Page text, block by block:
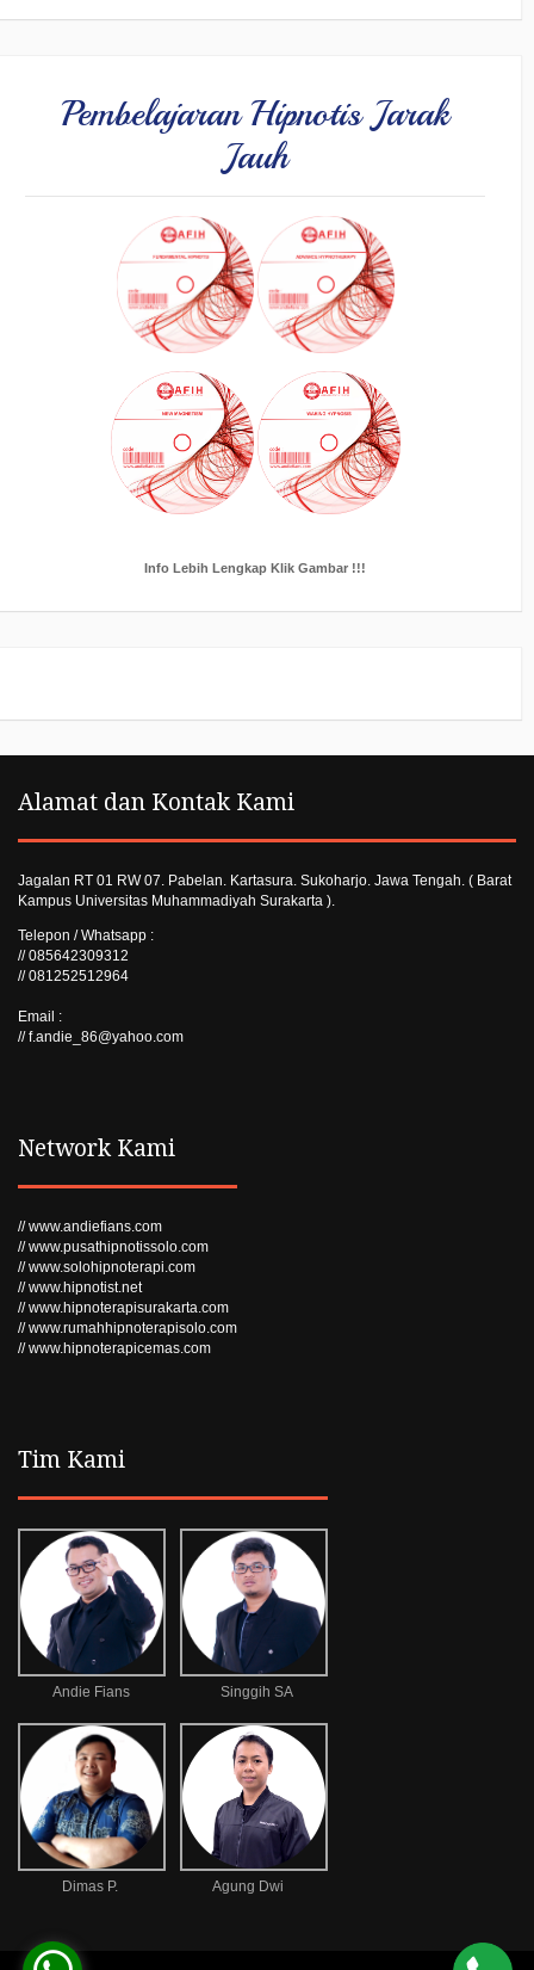
Pembelajaran Hipnotis Jarak
Jauh
Info Lebih Lengkap Klik Gambar !!!
Alamat dan Kontak Kami
Jagalan RT 01 RW 07. Pabelan. Kartasura. Sukoharjo. Jawa Tengah. ( Barat
Kampus Universitas Muhammadiyah Surakarta ).
Telepon / Whatsapp :
// 085642309312
// 081252512964
Email :
// f.andie_86@yahoo.com
Network Kami
// www.andiefians.com
// www.pusathipnotissolo.com
// www.solohipnoterapi.com
// www.hipnotist.net
// www.hipnoterapisurakarta.com
// www.rumahhipnoterapisolo.com
// www.hipnoterapicemas.com
Tim Kami
Andie Fians Singgih SA
Dimas P. Agung Dwi